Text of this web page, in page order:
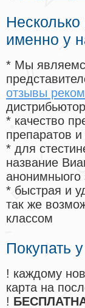
именно у
* Мы
отзывы
* качество
препаратов
* для
название
анонимныого
* быстрая и
так же
классом
Покупать
! каждому
карта на
!